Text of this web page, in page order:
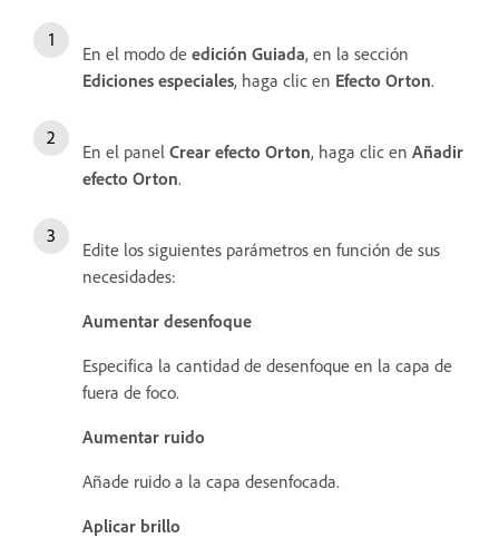
En el modo de edición Guiada, en la sección
Ediciones especiales, haga clic en Efecto Orton.
En el panel Crear efecto Orton, haga clic en Añadir
efecto Orton.
Edite los siguientes parámetros en función de sus
necesidades:
Aumentar desenfoque
Especifica la cantidad de desenfoque en la capa de
fuera de foco.
Aumentar ruido
Añade ruido a la capa desenfocada.
Aplicar brillo